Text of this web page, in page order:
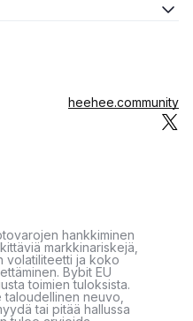
heehee.community
hankkiminen
markkinariskejä,
volatiliteetti ja koko
Bybit EU
toimien tuloksista.
neuvo,
tai pitää hallussa